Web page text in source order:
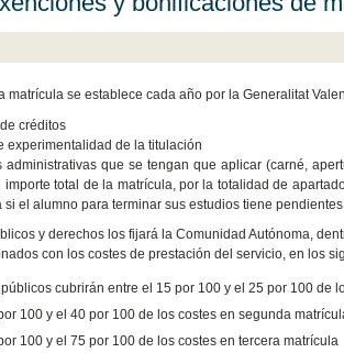
matrícula se establece cada año por la Generalitat
créditos
experimentalidad de la titulación
administrativas que se tengan que aplicar (carné,
importe total de la matrícula, por la totalidad de
si el alumno para terminar sus estudios tiene
y derechos los fijará la Comunidad Autónoma,
con los costes de prestación del servicio, en los
cubrirán entre el 15 por 100 y el 25 por 100 de
100 y el 40 por 100 de los costes en segunda
100 y el 75 por 100 de los costes en tercera matrícula